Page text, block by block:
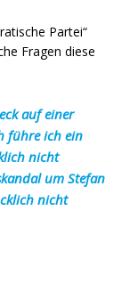
Partei“
Fragen diese
auf einer
führe ich ein
nicht
um Stefan
nicht